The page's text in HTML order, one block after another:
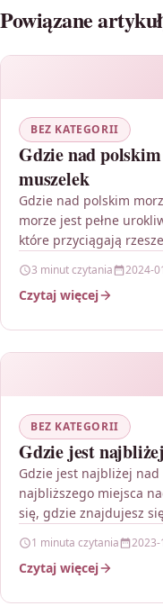
Powiązane
BEZ KATEGORII
Gdzie nad
muszelek
Gdzie nad polskim
morze jest pełne
które przyciągają
3 minut czytania 2024-
Czytaj więcej
BEZ KATEGORII
Gdzie jest
Gdzie jest najbliżej nad
najbliższego miejsca
się, gdzie znajdujesz
1 minuta czytania
Czytaj więcej